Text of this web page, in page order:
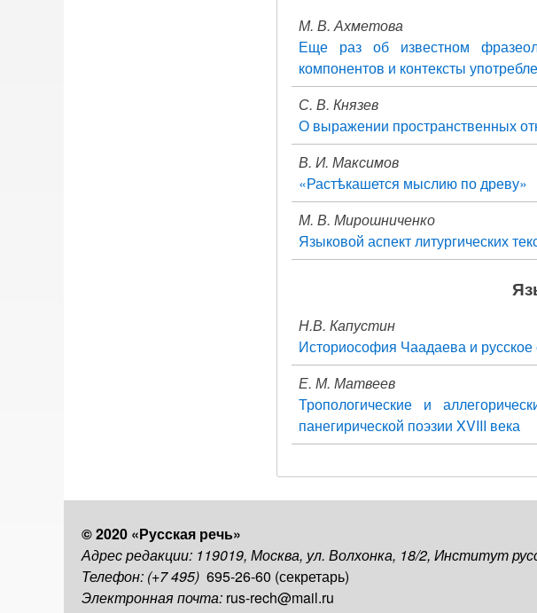
М. В. Ахметова
Еще раз об известном
компонентов и контексты
С. В. Князев
О выражении пространственных
В. И. Максимов
«Растѣкашется мыслию по древу»
М. В. Мирошниченко
Языковой аспект литургических
Н.В. Капустин
Историософия Чаадаева и русское
Е. М. Матвеев
Тропологические и
панегирической поэзии XVIII века
© 2020 «Русская речь»
Адрес редакции: 119019, Москва, ул. Волхонка, 18/2, Институт
Телефон: (+7 495) 695-26-60 (секретарь)
Электронная почта: rus-rech@mail.ru